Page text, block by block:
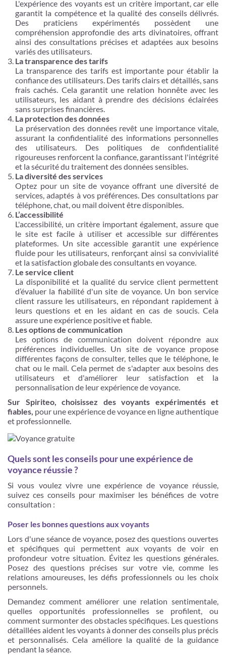
L'expérience des voyants est un critère important, car elle
garantit la compétence et la qualité des conseils délivrés.
Des praticiens expérimentés possèdent une
compréhension approfondie des arts divinatoires, offrant
ainsi des consultations précises et adaptées aux besoins
variés des utilisateurs.
La transparence des tarifs
La transparence des tarifs est importante pour établir la
confiance des utilisateurs. Des tarifs clairs et détaillés, sans
frais cachés. Cela garantit une relation honnête avec les
utilisateurs, les aidant à prendre des décisions éclairées
sans surprises financières.
La protection des données
La préservation des données revêt une importance vitale,
assurant la confidentialité des informations personnelles
des utilisateurs. Des politiques de confidentialité
rigoureuses renforcent la confiance, garantissant l'intégrité
et la sécurité du traitement des données sensibles.
La diversité des services
Optez pour un site de voyance offrant une diversité de
services, adaptés à vos préférences. Des consultations par
téléphone, chat, ou mail doivent être disponibles.
L’accessibilité
L'accessibilité, un critère important également, assure que
le site est facile à utiliser et accessible sur différentes
plateformes. Un site accessible garantit une expérience
fluide pour les utilisateurs, renforçant ainsi sa convivialité
et la satisfaction globale des consultants en voyance.
Le service client
La disponibilité et la qualité du service client permettent
d’évaluer la fiabilité d'un site de voyance. Un bon service
client rassure les utilisateurs, en répondant rapidement à
leurs questions et en les aidant en cas de soucis. Cela
assure une expérience positive et fiable.
Les options de communication
Les options de communication doivent répondre aux
préférences individuelles. Un site de voyance propose
différentes façons de consulter, telles que le téléphone, le
chat ou le mail. Cela permet de s'adapter aux besoins des
utilisateurs et d'améliorer leur satisfaction et la
personnalisation de leur expérience de voyance.
Sur Spiriteo, choisissez des voyants expérimentés et
fiables, pour une expérience de voyance en ligne authentique
et professionnelle.
Quels sont les conseils pour une expérience de
voyance réussie ?
Si vous voulez vivre une expérience de voyance réussie,
suivez ces conseils pour maximiser les bénéfices de votre
consultation :
Poser les bonnes questions aux voyants
Lors d'une séance de voyance, posez des questions ouvertes
et spécifiques qui permettent aux voyants de voir en
profondeur votre situation. Évitez les questions générales.
Posez des questions précises sur votre vie, comme les
relations amoureuses, les défis professionnels ou les choix
personnels.
Demandez comment améliorer une relation sentimentale,
quelles opportunités professionnelles se profilent, ou
comment surmonter des obstacles spécifiques. Les questions
détaillées aident les voyants à donner des conseils plus précis
et personnalisés. Cela améliore la qualité de la guidance
pendant la séance.